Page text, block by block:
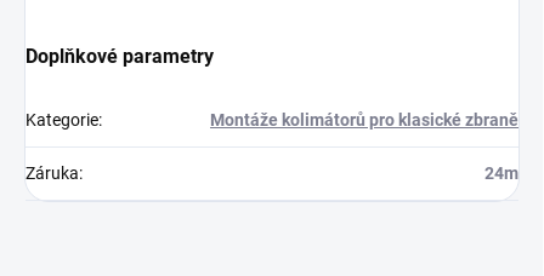
Doplňkové parametry
Kategorie: Montáže kolimátorů pro klasické zbraně
Záruka: 24m